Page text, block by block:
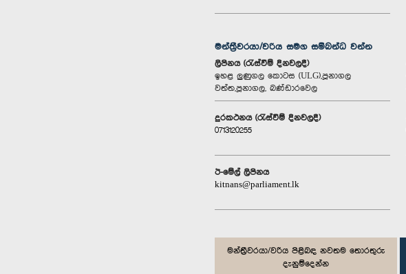
මන්ත්‍රීවරයා/වරිය සමග සම්බන්ධ වන්න
ලිපිනය (රැස්වීම් දිනවලදී)
ඉහළ ලුණුගල කොටස (ULG),පූනාගල
වත්ත,පූනාගල, බණ්ඩාරවෙල
දුරකථනය (රැස්වීම් දිනවලදී)
0713120255
ඊ-මේල් ලිපිනය
kitnans@parliament.lk
මන්ත්‍රීවරයා/වරිය පිළිබඳ නවතම තොරතුරු
දැනුම්දෙන්න